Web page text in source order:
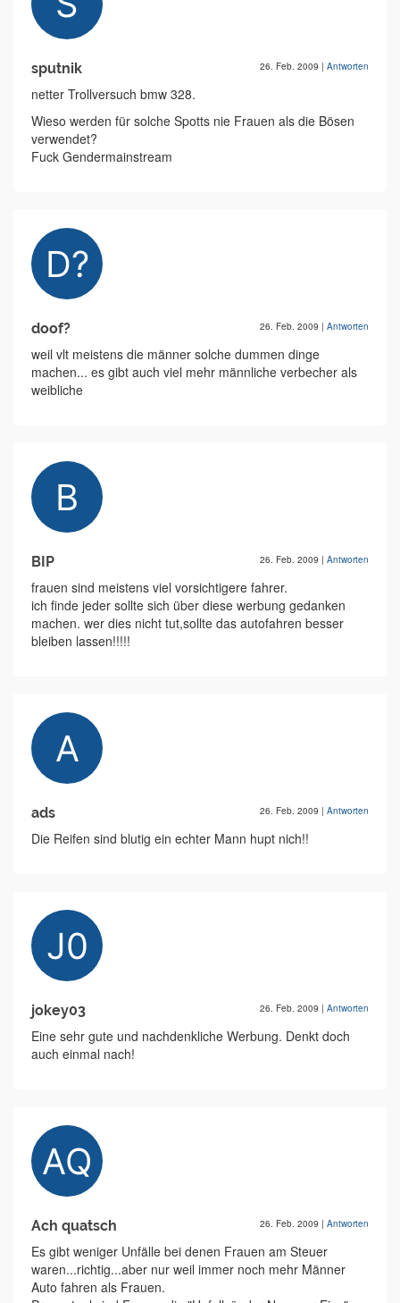
sputnik 26. Feb. 2009 | Antworten
netter Trollversuch bmw 328.
Wieso werden für solche Spotts nie Frauen als die Bösen
verwendet?
Fuck Gendermainstream
doof? 26. Feb. 2009 | Antworten
weil vlt meistens die männer solche dummen dinge
machen... es gibt auch viel mehr männliche verbecher als
weibliche
BIP 26. Feb. 2009 | Antworten
frauen sind meistens viel vorsichtigere fahrer.
ich finde jeder sollte sich über diese werbung gedanken
machen. wer dies nicht tut,sollte das autofahren besser
bleiben lassen!!!!!
ads 26. Feb. 2009 | Antworten
Die Reifen sind blutig ein echter Mann hupt nich!!
jokey03 26. Feb. 2009 | Antworten
Eine sehr gute und nachdenkliche Werbung. Denkt doch
auch einmal nach!
Ach quatsch 26. Feb. 2009 | Antworten
Es gibt weniger Unfälle bei denen Frauen am Steuer
waren...richtig...aber nur weil immer noch mehr Männer
Auto fahren als Frauen.